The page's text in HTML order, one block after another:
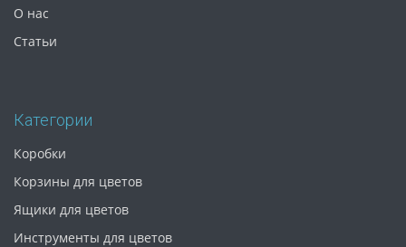
О нас
Статьи
Категории
Коробки
Корзины для цветов
Ящики для цветов
Инструменты для цветов